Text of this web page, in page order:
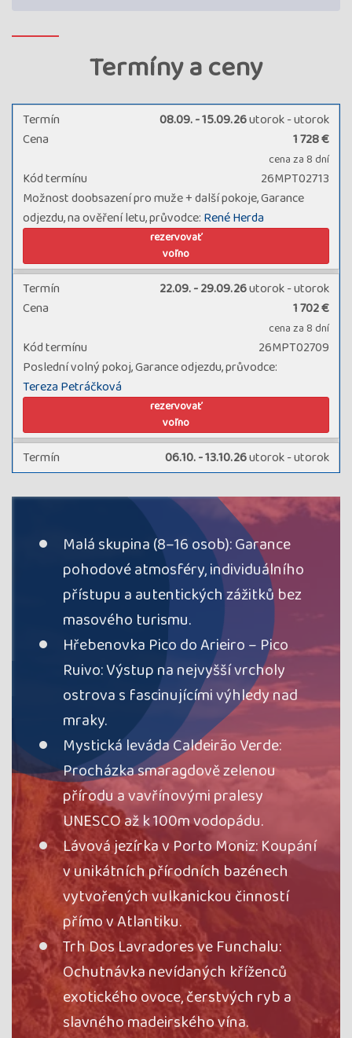
Termíny a ceny
Termín 08.09. - 15.09.26utorok - utorok
Možnost doobsazení pro muže + další pokoje, Garance
odjezdu, na ověření letu, průvodce: René Herda
Kód termínu 26MPT02713
Cena 1 728 €
cena za 8 dní
rezervovať
voľno
Termín 22.09. - 29.09.26utorok - utorok
Poslední volný pokoj, Garance odjezdu, průvodce:
Tereza Petráčková
Kód termínu 26MPT02709
Cena 1 702 €
cena za 8 dní
rezervovať
voľno
Termín 06.10. - 13.10.26utorok - utorok
průvodce:Irena Pilařová
26MPT02710
Cena 1 702 €
cena za 8 dní
rezervovať
voľno
08.12. - 15.12.26 utorok - utorok
Romana Chovancová
Kód termínu 26MPT02711
cena za 8 dní
rezervovať
voľno
Termín 06.04. - 13.04.27 utorok - utorok
Kód termínu
Cena 1 809 €
rezervovať
voľno
13.04. - 20.04.27 utorok - utorok
průvodce:Jarka Pechová
Kód termínu 27MPT01707
voľno
Malá skupina (8–16 osob): Garance
pohodové atmosféry, individuálního
přístupu a autentických zážitků bez
masového turismu.
Hřebenovka Pico do Arieiro – Pico
Ruivo: Výstup na nejvyšší vrcholy
ostrova s fascinujícími výhledy nad
mraky.
Mystická leváda Caldeirão Verde:
Procházka smaragdově zelenou
přírodu a vavřínovými pralesy
UNESCO až k 100m vodopádu.
Lávová jezírka v Porto Moniz: Koupání
v unikátních přírodních bazénech
vytvořených vulkanickou činností
přímo v Atlantiku.
Trh Dos Lavradores ve Funchalu:
Ochutnávka nevídaných kříženců
exotického ovoce, čerstvých ryb a
slavného madeirského vína.